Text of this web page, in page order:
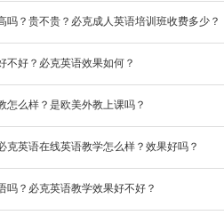
吗？贵不贵？必克成人英语培训班收费多少？
不好？必克英语效果如何？
怎么样？是欧美外教上课吗？
克英语在线英语教学怎么样？效果好吗？
吗？必克英语教学效果好不好？